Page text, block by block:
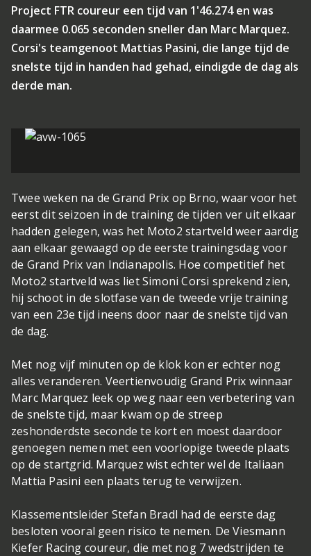
Project FTR coureur een tijd van 1'46.274 en was
daarmee 0.065 seconden sneller dan Marc Marquez.
Corsi's teamgenoot Mattias Pasini, die lange tijd de
snelste tijd in handen had gehad, eindigde de dag als
derde man.
Twee weken na de Grand Prix op Brno, waar voor het
eerst dit seizoen in de training de tijden ver uit elkaar
hadden gelegen, was het Moto2 startveld weer aardig
aan elkaar gewaagd op de eerste trainingsdag voor
de Grand Prix van Indianapolis. Hoe competitief het
Moto2 startveld was liet Simoni Corsi sprekend zien,
hij schoot in de slotfase van de tweede vrije training
van een 23e tijd ineens door naar de snelste tijd van
de dag.
Met nog vijf minuten op de klok kon er echter nog
alles veranderen. Veertienvoudig Grand Prix winnaar
Marc Marquez leek op weg naar een verbetering van
de snelste tijd, maar kwam op de streep
zeshonderdste seconde te kort en moest daardoor
genoegen nemen met een voorlopige tweede plaats
op de startgrid. Marquez wist echter wel de Italiaan
Mattia Pasini een plaats terug te verwijzen.
Klassementsleider Stefan Bradl had de eerste dag
besloten vooral geen risico te nemen. De Viesmann
Kiefer Racing coureur, die met nog 7 wedstrijden te